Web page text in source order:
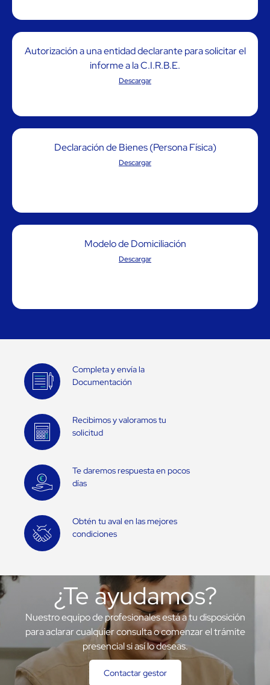
Autorización a una entidad declarante para solicitar el
informe a la C.I.R.B.E.
Descargar
Declaración de Bienes (Persona Física)
Descargar
Modelo de Domiciliación
Descargar
Completa y envía la
Documentación
Recibimos y valoramos tu
solicitud
Te daremos respuesta en pocos
días
Obtén tu aval en las mejores
condiciones
¿Te ayudamos?
Nuestro equipo de profesionales está a tu disposición
para aclarar cualquier consulta o comenzar el trámite
presencial si así lo deseas.
Contactar gestor